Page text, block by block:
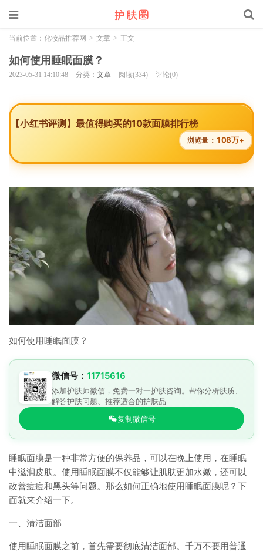
当前位置： 化妆品推荐网 > 文章 > 正文
如何使用睡眠面膜？
2023-05-31 14:10:48 分类： 文章 阅读(334) 评论(0)
【小红书评测】最值得购买的10款面膜排行榜
浏览量： 108万+
如何使用睡眠面膜？
微信号： 11715616
添加护肤师微信，免费一对一护肤咨询。帮你分析肤质、
解答护肤问题、推荐适合的护肤品
复制微信号
睡眠面膜是一种非常方便的保养品，可以在晚上使用，在睡眠
中滋润皮肤。使用睡眠面膜不仅能够让肌肤更加水嫩，还可以
改善痘痘和黑头等问题。那么如何正确地使用睡眠面膜呢？下
面就来介绍一下。
一、清洁面部
使用睡眠面膜之前，首先需要彻底清洁面部。千万不要用普通